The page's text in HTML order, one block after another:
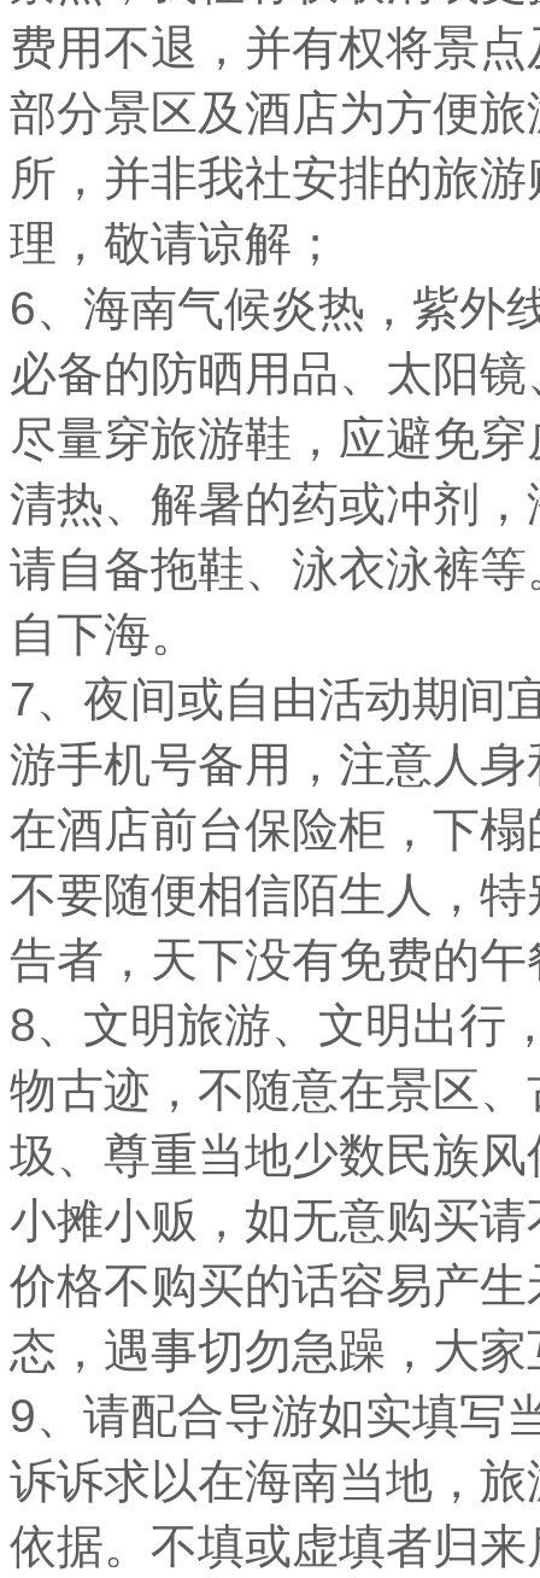
费用不退，并有权将景
部分景区及酒店为方便
所，并非我社安排的旅
理，敬请谅解；
6、海南气候炎热，紫外
必备的防晒用品、太阳
尽量穿旅游鞋，应避免
清热、解暑的药或冲剂
请自备拖鞋、泳衣泳裤
自下海。
7、夜间或自由活动期间
游手机号备用，注意人
在酒店前台保险柜，下
不要随便相信陌生人，
告者，天下没有免费的
8、文明旅游、文明出行
物古迹，不随意在景区
圾、尊重当地少数民族
小摊小贩，如无意购买
价格不购买的话容易产
态，遇事切勿急躁，大
9、请配合导游如实填写
诉诉求以在海南当地，
依据。不填或虚填者归